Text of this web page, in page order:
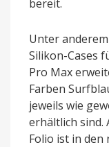
bereit.
Unter
Silikon-Cases
Pro Max
Farben
jeweils wie
erhältlich sind.
Folio ist in